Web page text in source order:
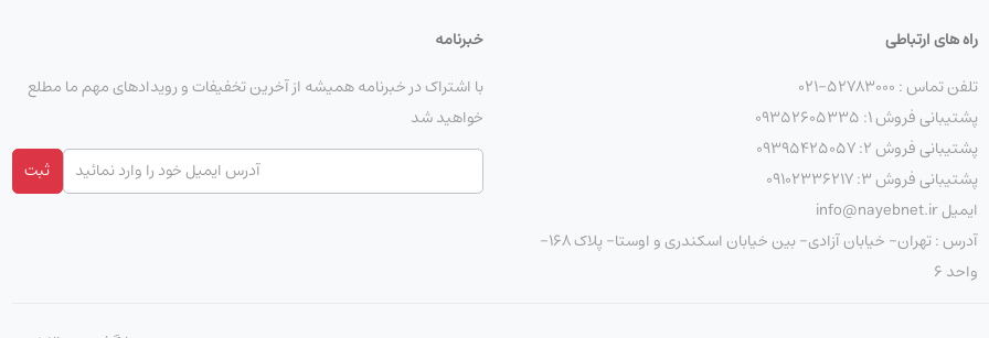
راه های ارتباطی
تلفن تماس : 52783000-021
پشتیبانی فروش 1: 09352605335
پشتیبانی فروش 2: 09395425057
پشتیبانی فروش 3: 09102336217
ایمیل info@nayebnet.ir
آدرس : تهران- خیابان آزادی- بین خیابان اسکندری و اوستا- پلاک 168-
واحد 6
خبرنامه
با اشتراک در خبرنامه همیشه از آخرین تخفیفات و رویدادهای مهم ما مطلع
خواهید شد
ثبت